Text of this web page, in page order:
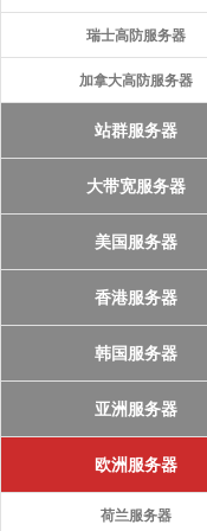
瑞士高防服务器
加拿大高防服务器
站群服务器
大带宽服务器
美国服务器
香港服务器
韩国服务器
亚洲服务器
欧洲服务器
荷兰服务器